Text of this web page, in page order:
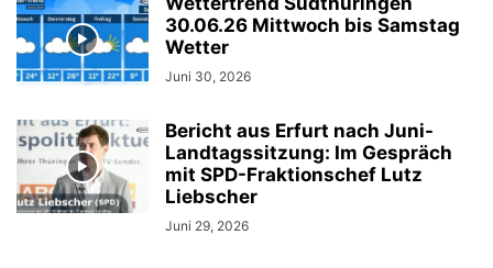
30.06.26 Mittwoch bis Samstag
Wetter
Juni 30, 2026
Bericht aus Erfurt nach Juni-
Landtagssitzung: Im Gespräch
mit SPD-Fraktionschef Lutz
Liebscher
Juni 29, 2026